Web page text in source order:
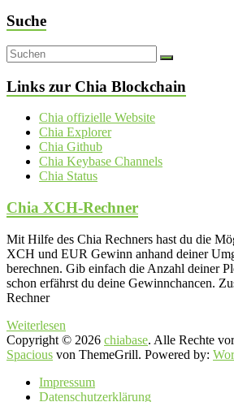
Suche
Links zur Chia Blockchain
Chia offizielle Website
Chia Explorer
Chia Github
Chia Keybase Channels
Chia Status
Chia XCH-Rechner
Mit Hilfe des Chia Rechners hast du die
XCH und EUR Gewinn anhand deiner
berechnen. Gib einfach die Anzahl deiner
schon erfährst du deine Gewinnchancen.
Rechner
Weiterlesen
Copyright © 2026 chiabase. Alle Rechte
Spacious von ThemeGrill. Powered by:
Impressum
Datenschutzerklärung